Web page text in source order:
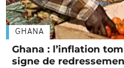
GHANA
Ghana : l’inflation
signe de